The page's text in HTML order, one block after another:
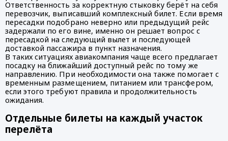
Ответственность за корректную стыковку берёт на себя
перевозчик, выписавший комплексный билет. Если время
пересадки подобрано неверно или предыдущий рейс
задержали по его вине, именно он решает вопрос с
пересадкой на следующий вылет и последующей
доставкой пассажира в пункт назначения.
В таких ситуациях авиакомпания чаще всего предлагает
посадку на ближайший доступный рейс по тому же
направлению. При необходимости она также помогает с
временным размещением, питанием или трансфером,
если этого требуют правила и продолжительность
ожидания.
Отдельные билеты на каждый участок
перелёта